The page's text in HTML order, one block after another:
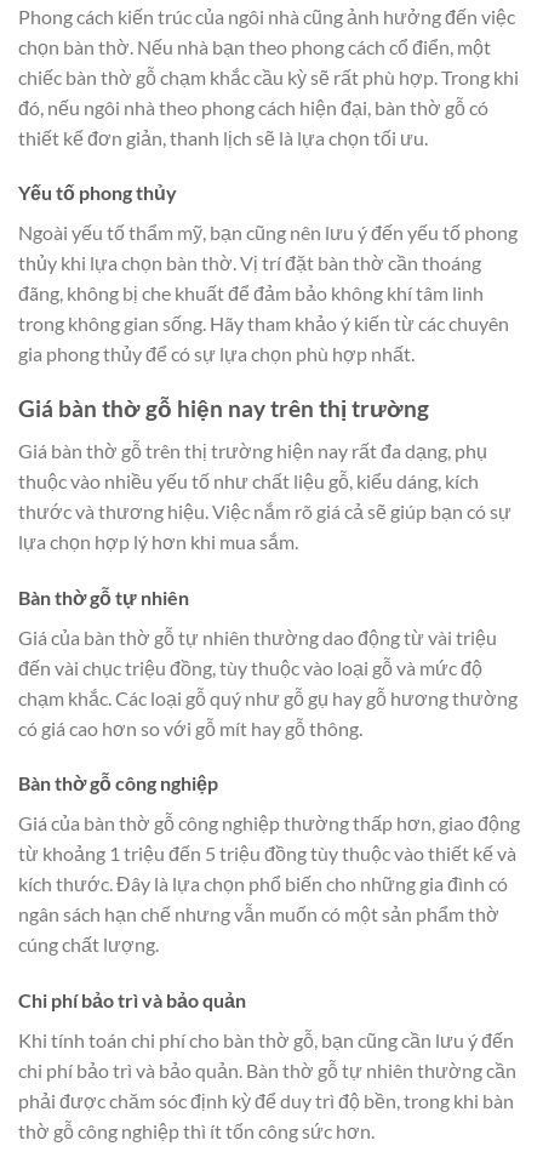
Phong cách kiến trúc của ngôi nhà cũng ảnh hưởng đến việc
chọn bàn thờ. Nếu nhà bạn theo phong cách cổ điển, một
chiếc bàn thờ gỗ chạm khắc cầu kỳ sẽ rất phù hợp. Trong khi
đó, nếu ngôi nhà theo phong cách hiện đại, bàn thờ gỗ có
thiết kế đơn giản, thanh lịch sẽ là lựa chọn tối ưu.
Yếu tố phong thủy
Ngoài yếu tố thẩm mỹ, bạn cũng nên lưu ý đến yếu tố phong
thủy khi lựa chọn bàn thờ. Vị trí đặt bàn thờ cần thoáng
đãng, không bị che khuất để đảm bảo không khí tâm linh
trong không gian sống. Hãy tham khảo ý kiến từ các chuyên
gia phong thủy để có sự lựa chọn phù hợp nhất.
Giá bàn thờ gỗ hiện nay trên thị trường
Giá bàn thờ gỗ trên thị trường hiện nay rất đa dạng, phụ
thuộc vào nhiều yếu tố như chất liệu gỗ, kiểu dáng, kích
thước và thương hiệu. Việc nắm rõ giá cả sẽ giúp bạn có sự
lựa chọn hợp lý hơn khi mua sắm.
Bàn thờ gỗ tự nhiên
Giá của bàn thờ gỗ tự nhiên thường dao động từ vài triệu
đến vài chục triệu đồng, tùy thuộc vào loại gỗ và mức độ
chạm khắc. Các loại gỗ quý như gỗ gụ hay gỗ hương thường
có giá cao hơn so với gỗ mít hay gỗ thông.
Bàn thờ gỗ công nghiệp
Giá của bàn thờ gỗ công nghiệp thường thấp hơn, giao động
từ khoảng 1 triệu đến 5 triệu đồng tùy thuộc vào thiết kế và
kích thước. Đây là lựa chọn phổ biến cho những gia đình có
ngân sách hạn chế nhưng vẫn muốn có một sản phẩm thờ
cúng chất lượng.
Chi phí bảo trì và bảo quản
Khi tính toán chi phí cho bàn thờ gỗ, bạn cũng cần lưu ý đến
chi phí bảo trì và bảo quản. Bàn thờ gỗ tự nhiên thường cần
phải được chăm sóc định kỳ để duy trì độ bền, trong khi bàn
thờ gỗ công nghiệp thì ít tốn công sức hơn.